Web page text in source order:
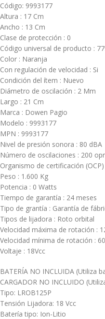
Código: 9993177
Altura : 17 Cm
Ancho : 13 Cm
Clase de protección : 0
Código universal de producto :
Color : Naranja
Con regulación de velocidad : Si
Condición del ítem : Nuevo
Diámetro de oscilación : 2 Mm
Largo : 21 Cm
Marca : Dowen Pagio
Modelo : 9993177
MPN : 9993177
Nivel de presión sonora : 80 dBA
Número de oscilaciones : 200
Organismo de certificación (OCP)
Peso : 1.600 Kg
Potencia : 0 Watts
Tiempo de garantía : 24 meses
Tipo de grantía : Garantía de
Tipos de lijadora : Roto orbital
Velocidad máxima de rotación :
Velocidad mínima de rotación :
Voltaje : 18Vcc
BATERÍA NO INCLUIDA (Utiliza
CARGADOR NO INCLUIDO
Tipo: LROB125P
Tensión Lijadora: 18 Vcc
Batería tipo: Ion-Litio